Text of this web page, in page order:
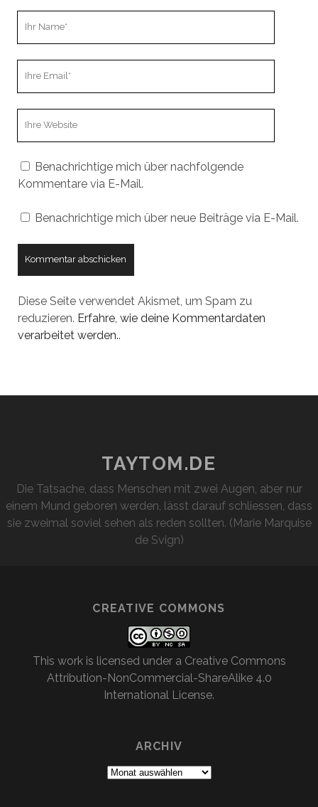
Benachrichtige mich über nachfolgende
Kommentare via E-Mail.
Benachrichtige mich über neue Beiträge via E-Mail.
Diese Seite verwendet Akismet, um Spam zu
reduzieren. Erfahre, wie deine Kommentardaten
verarbeitet werden..
TAYTOM.DE
Die Tatsache, dass Menschen mit zwei Augen, aber nur
einem Mund geboren werden, lässt darauf schliessen, dass
sie zweimal soviel sehen als reden sollten. (Marie Marquise
de Svign)
CREATIVE COMMONS
This work is licensed under a Creative Commons
Attribution-NonCommercial-ShareAlike 4.0
International License.
ARCHIV
Archiv